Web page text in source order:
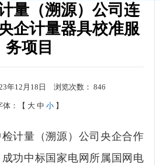
量（溯源）公司连
企计量器具校准服
务项目
年12月18日 浏览次数：846
体：【 大 中 小 】
量（溯源）公司央企合作
功中标国家电网所属国网电